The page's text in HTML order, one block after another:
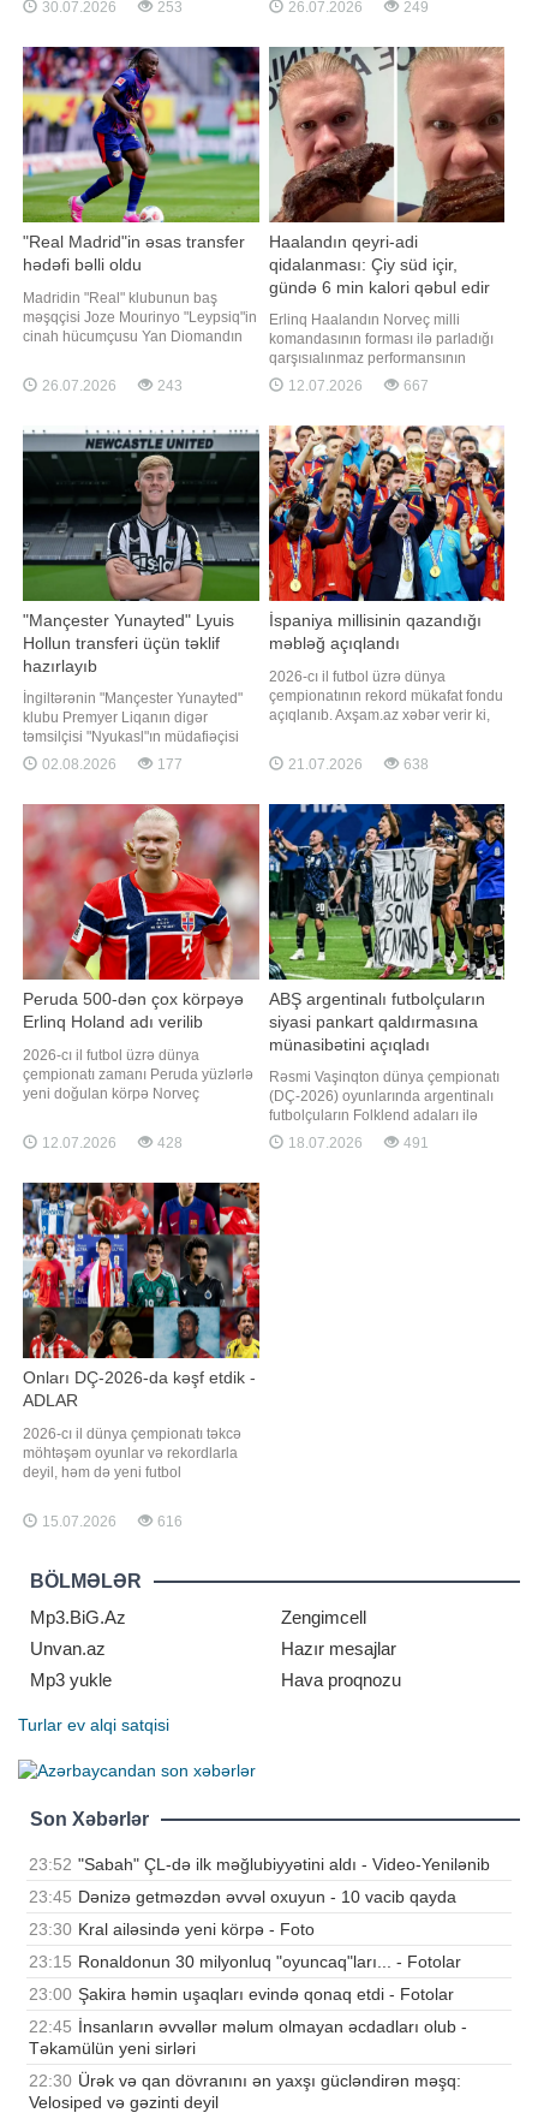
Qurban Qurbanovun komandası
olacaq. Görüş Bakı vaxtı ilə saat
22:00-da başlayacaq. Bakıda
oynanıla
30.07.2026 253
davam etdirəcək. "Report" xəbər
futbolçu ilə 2029-cu ilin yayına
qədər nəzərdə tutulan müqavilə
imzaladığını rəsmən açıqlayıb
26.07.2026 249
"Real Madrid"in əsas transfer
hədəfi bəlli oldu
Madridin "Real" klubunun baş
məşqçisi Joze Mourinyo "Leypsiq"in
cinah hücumçusu Yan Diomandın
olduğunu təsdiqləyib. xəbər verir ki,
bu barədə jurnalist Fabritsio
məlumat yayıb. Məlumata görə,
portuqaliyalı mütəxəssi
26.07.2026 243
Haalandın qeyri-adi
qidalanması: Çiy süd içir,
gündə 6 min kalori qəbul edir
Erlinq Haalandın Norveç milli
komandasının forması ilə parladığı
qarşısıalınmaz performansının
arxasındakı sirlər açılıb. Erling
Haaland gündə təxminən 600 kalori
bədənini qidalandırmaq üçün
gündə altı dəfə yemək yeyir. -ın
xarici mediaya istinadən xəbərinə
görə, onu
12.07.2026 667
"Mançester Yunayted" Lyuis
Hollun transferi üçün təklif
hazırlayıb
İngiltərənin "Mançester Yunayted"
klubu Premyer Liqanın digər
təmsilçisi "Nyukasl"ın müdafiəçisi
Lyuis Hollun transferi üçün rəsmi
müraciət ünvanlayacaq. "Report"
21 yaşlı futbolçu Mançester
təmsilçisinin müdafiə xəttini
gücləndirmə
02.08.2026 177
İspaniya millisinin qazandığı
məbləğ açıqlandı
2026-cı il futbol üzrə dünya
çempionatının rekord mükafat fondu
açıqlanıb. Axşam.az xəbər verir ki,
ev sahibliyi etdiyi mundialın ümumi
mükafat fondu tarixdə ilk dəfə 871
qalibi olan İspaniya millisi kubokla
yanaşı rekord məbləğdə pu
21.07.2026 638
Peruda 500-dən çox körpəyə
Erlinq Holand adı verilib
2026-cı il futbol üzrə dünya
çempionatı zamanı Peruda yüzlərlə
yeni doğulan körpə Norveç
şərəfinə adlandırılıb. xəbər verir ki,
bu barədə "L'Equipe" nəşri Peru
Qeydiyyatı Xidmətinə istinadən
məlumat yayıb. Qeyd olunub ki
12.07.2026 428
ABŞ argentinalı futbolçuların
siyasi pankart qaldırmasına
münasibətini açıqladı
Rəsmi Vaşinqton dünya çempionatı
(DÇ-2026) oyunlarında argentinalı
futbolçuların Folklend adaları ilə
əlaqədar etirazlarını bildirmək
hüququnu müdafiə edir. xəbər verir
18.07.2026 491
Onları DÇ-2026-da kəşf etdik -
ADLAR
2026-cı il dünya çempionatı təkcə
möhtəşəm oyunlar və rekordlarla
deyil, həm də yeni futbol
qaldı. Turnirdə gözlənilməz
performans sərgiləyən bir sıra
uğurunda əsas rol oynadı, həm də
Avropanın aparıcı klublarının diqqət
mərkəzinə düşdü
15.07.2026 616
BÖLMƏLƏR
Mp3.BiG.Az
Zengimcell
Unvan.az
Hazır mesajlar
Mp3 yukle
Hava proqnozu
Turlar ev alqi satqisi
Son Xəbərlər
23:52 "Sabah" ÇL-də ilk məğlubiyyətini aldı - Video-Yenilənib
23:45 Dənizə getməzdən əvvəl oxuyun - 10 vacib qayda
23:30 Kral ailəsində yeni körpə - Foto
23:15 Ronaldonun 30 milyonluq "oyuncaq"ları... - Fotolar
23:00 Şakira həmin uşaqları evində qonaq etdi - Fotolar
22:45 İnsanların əvvəllər məlum olmayan əcdadları olub -
Təkamülün yeni sirləri
22:30 Ürək və qan dövranını ən yaxşı gücləndirən məşq:
Velosiped və gəzinti deyil